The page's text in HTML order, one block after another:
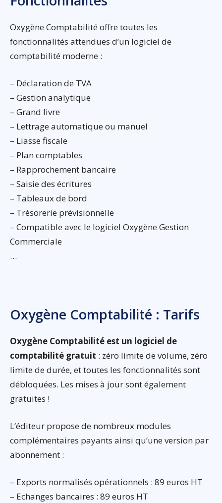
Oxygène Comptabilité offre toutes les
fonctionnalités attendues d’un logiciel de
comptabilité moderne :
– Déclaration de TVA
– Gestion analytique
– Grand livre
– Lettrage automatique ou manuel
– Liasse fiscale
– Plan comptables
– Rapprochement bancaire
– Saisie des écritures
– Tableaux de bord
– Trésorerie prévisionnelle
– Compatible avec le logiciel Oxygène Gestion
Commerciale
…
Oxygène Comptabilité : Tarifs
Oxygène Comptabilité est un logiciel de
comptabilité gratuit : zéro limite de volume, zéro
limite de durée, et toutes les fonctionnalités sont
débloquées. Les mises à jour sont également
gratuites !
L’éditeur propose de nombreux modules
complémentaires payants ainsi qu’une version par
abonnement :
– Exports normalisés opérationnels : 89 euros HT
– Echanges bancaires : 89 euros HT